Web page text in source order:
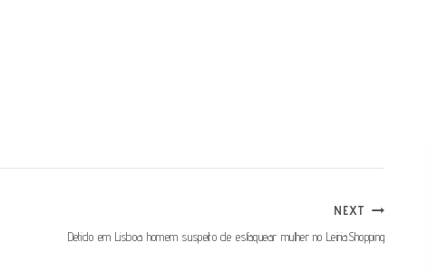
NEXT
Detido em Lisboa homem suspeito de esfaquear mulher no LeiriaShopping